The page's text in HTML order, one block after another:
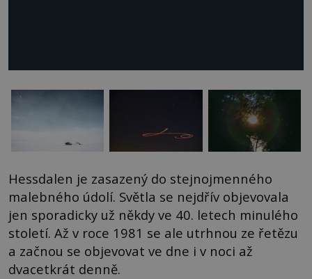
Hessdalen je zasazený do stejnojmenného
malebného údolí. Světla se nejdřív objevovala
jen sporadicky už někdy ve 40. letech minulého
století. Až v roce 1981 se ale utrhnou ze řetězu
a začnou se objevovat ve dne i v noci až
dvacetkrát denně.